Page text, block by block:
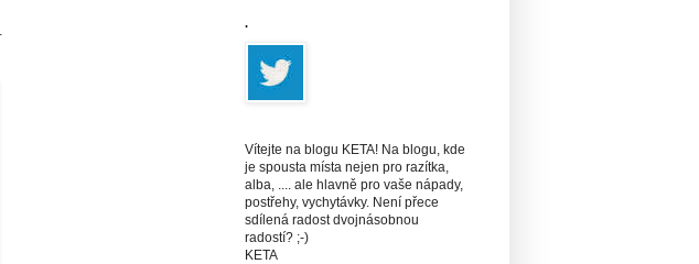
.
Vítejte na blogu KETA! Na blogu, kde
je spousta místa nejen pro razítka,
alba, .... ale hlavně pro vaše nápady,
postřehy, vychytávky. Není přece
sdílená radost dvojnásobnou
radostí? ;-)
KETA